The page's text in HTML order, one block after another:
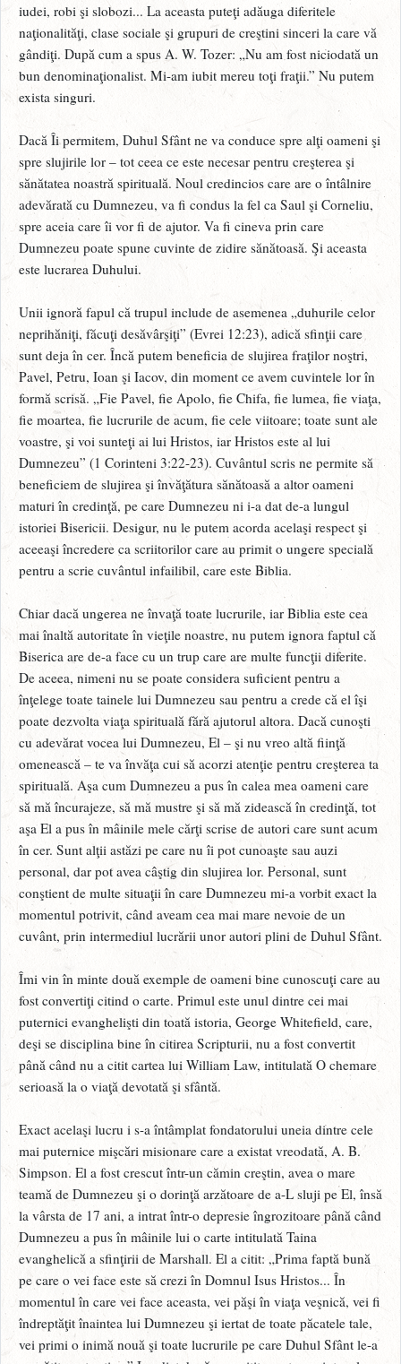
iudei, robi şi slobozi... La aceasta puteţi adăuga diferitele
naţionalităţi, clase sociale şi grupuri de creştini sinceri la care vă
gândiţi. După cum a spus A. W. Tozer: „Nu am fost niciodată un
bun denominaţionalist. Mi-am iubit mereu toţi fraţii.” Nu putem
exista singuri.
Dacă Îi permitem, Duhul Sfânt ne va conduce spre alţi oameni şi
spre slujirile lor – tot ceea ce este necesar pentru creşterea şi
sănătatea noastră spirituală. Noul credincios care are o întâlnire
adevărată cu Dumnezeu, va fi condus la fel ca Saul şi Corneliu,
spre aceia care îi vor fi de ajutor. Va fi cineva prin care
Dumnezeu poate spune cuvinte de zidire sănătoasă. Şi aceasta
este lucrarea Duhului.
Unii ignoră fapul că trupul include de asemenea „duhurile celor
neprihăniţi, făcuţi desăvârşiţi” (Evrei 12:23), adică sfinţii care
sunt deja în cer. Încă putem beneficia de slujirea fraţilor noştri,
Pavel, Petru, Ioan şi Iacov, din moment ce avem cuvintele lor în
formă scrisă. „Fie Pavel, fie Apolo, fie Chifa, fie lumea, fie viaţa,
fie moartea, fie lucrurile de acum, fie cele viitoare; toate sunt ale
voastre, şi voi sunteţi ai lui Hristos, iar Hristos este al lui
Dumnezeu” (1 Corinteni 3:22-23). Cuvântul scris ne permite să
beneficiem de slujirea şi învăţătura sănătoasă a altor oameni
maturi în credinţă, pe care Dumnezeu ni i-a dat de-a lungul
istoriei Bisericii. Desigur, nu le putem acorda acelaşi respect şi
aceeaşi încredere ca scriitorilor care au primit o ungere specială
pentru a scrie cuvântul infailibil, care este Biblia.
Chiar dacă ungerea ne învaţă toate lucrurile, iar Biblia este cea
mai înaltă autoritate în vieţile noastre, nu putem ignora faptul că
Biserica are de-a face cu un trup care are multe funcţii diferite.
De aceea, nimeni nu se poate considera suficient pentru a
înţelege toate tainele lui Dumnezeu sau pentru a crede că el îşi
poate dezvolta viaţa spirituală fără ajutorul altora. Dacă cunoşti
cu adevărat vocea lui Dumnezeu, El – şi nu vreo altă fiinţă
omenească – te va învăţa cui să acorzi atenţie pentru creşterea ta
spirituală. Aşa cum Dumnezeu a pus în calea mea oameni care
să mă încurajeze, să mă mustre şi să mă zidească în credinţă, tot
aşa El a pus în mâinile mele cărţi scrise de autori care sunt acum
în cer. Sunt alţii astăzi pe care nu îi pot cunoaşte sau auzi
personal, dar pot avea câştig din slujirea lor. Personal, sunt
conştient de multe situaţii în care Dumnezeu mi-a vorbit exact la
momentul potrivit, când aveam cea mai mare nevoie de un
cuvânt, prin intermediul lucrării unor autori plini de Duhul Sfânt.
Îmi vin în minte două exemple de oameni bine cunoscuţi care au
fost convertiţi citind o carte. Primul este unul dintre cei mai
puternici evanghelişti din toată istoria, George Whitefield, care,
deşi se disciplina bine în citirea Scripturii, nu a fost convertit
până când nu a citit cartea lui William Law, intitulată O chemare
serioasă la o viaţă devotată şi sfântă.
Exact acelaşi lucru i s-a întâmplat fondatorului uneia dintre cele
mai puternice mişcări misionare care a existat vreodată, A. B.
Simpson. El a fost crescut într-un cămin creştin, avea o mare
teamă de Dumnezeu şi o dorinţă arzătoare de a-L sluji pe El, însă
la vârsta de 17 ani, a intrat într-o depresie îngrozitoare până când
Dumnezeu a pus în mâinile lui o carte intitulată Taina
evanghelică a sfinţirii de Marshall. El a citit: „Prima faptă bună
pe care o vei face este să crezi în Domnul Isus Hristos... În
momentul în care vei face aceasta, vei păşi în viaţa veşnică, vei fi
îndreptăţit înaintea lui Dumnezeu şi iertat de toate păcatele tale,
vei primi o inimă nouă şi toate lucrurile pe care Duhul Sfânt le-a